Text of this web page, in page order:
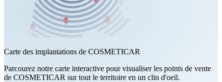
Carte des implantations de COSMETICAR
Parcourez notre carte interactive pour visualiser les points de vente
de COSMETICAR sur tout le territoire en un clin d'oeil.